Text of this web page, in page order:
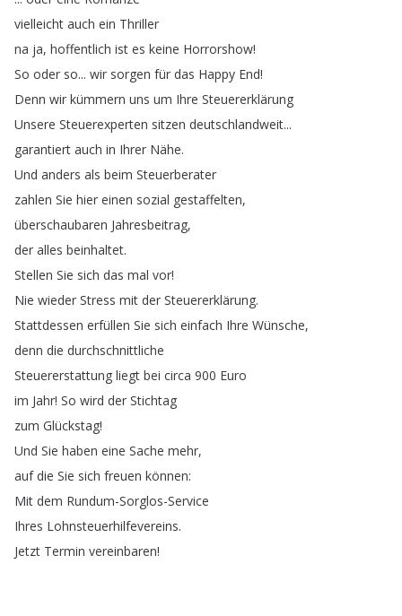
vielleicht auch ein Thriller
na ja, hoffentlich ist es keine Horrorshow!
So oder so... wir sorgen für das Happy End!
Denn wir kümmern uns um Ihre Steuererklärung
Unsere Steuerexperten sitzen deutschlandweit...
garantiert auch in Ihrer Nähe.
Und anders als beim Steuerberater
zahlen Sie hier einen sozial gestaffelten,
überschaubaren Jahresbeitrag,
der alles beinhaltet.
Stellen Sie sich das mal vor!
Nie wieder Stress mit der Steuererklärung.
Stattdessen erfüllen Sie sich einfach Ihre Wünsche,
denn die durchschnittliche
Steuererstattung liegt bei circa 900 Euro
im Jahr! So wird der Stichtag
zum Glückstag!
Und Sie haben eine Sache mehr,
auf die Sie sich freuen können:
Mit dem Rundum-Sorglos-Service
Ihres Lohnsteuerhilfevereins.
Jetzt Termin vereinbaren!